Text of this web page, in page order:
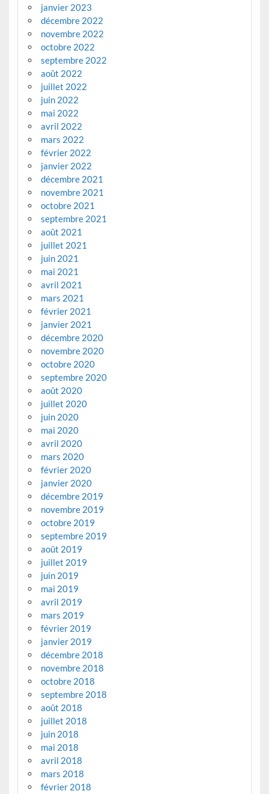
janvier 2023
décembre 2022
novembre 2022
octobre 2022
septembre 2022
août 2022
juillet 2022
juin 2022
mai 2022
avril 2022
mars 2022
février 2022
janvier 2022
décembre 2021
novembre 2021
octobre 2021
septembre 2021
août 2021
juillet 2021
juin 2021
mai 2021
avril 2021
mars 2021
février 2021
janvier 2021
décembre 2020
novembre 2020
octobre 2020
septembre 2020
août 2020
juillet 2020
juin 2020
mai 2020
avril 2020
mars 2020
février 2020
janvier 2020
décembre 2019
novembre 2019
octobre 2019
septembre 2019
août 2019
juillet 2019
juin 2019
mai 2019
avril 2019
mars 2019
février 2019
janvier 2019
décembre 2018
novembre 2018
octobre 2018
septembre 2018
août 2018
juillet 2018
juin 2018
mai 2018
avril 2018
mars 2018
février 2018